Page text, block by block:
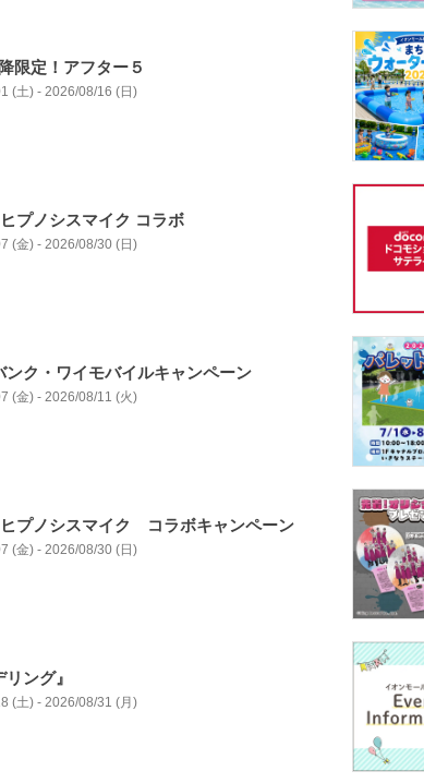
限定！アフター５
(土) - 2026/08/16 (日)
プノシスマイク コラボ
(金) - 2026/08/30 (日)
ンク・ワイモバイルキャンペーン
(金) - 2026/08/11 (火)
プノシスマイク コラボキャンペーン
(金) - 2026/08/30 (日)
リング』
(土) - 2026/08/31 (月)